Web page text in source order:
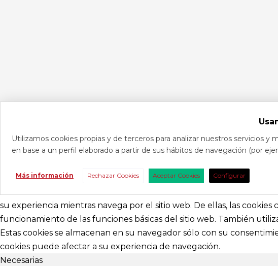
Consúltanos sobre eventos
nosotros para solictar
festivalvivelamagia.es
Utilizamos cookies propias y de terceros para analizar nuestros servicios y
en base a un perfil elaborado a partir de sus hábitos de navegación (por
Más información Rechazar Cookies Aceptar Cookies Configurar
su experiencia mientras navega por el sitio web. De ellas, las
funcionamiento de las funciones básicas del sitio web. También
Estas cookies se almacenan en su navegador sólo con su
cookies puede afectar a su experiencia de navegación.
Necesarias